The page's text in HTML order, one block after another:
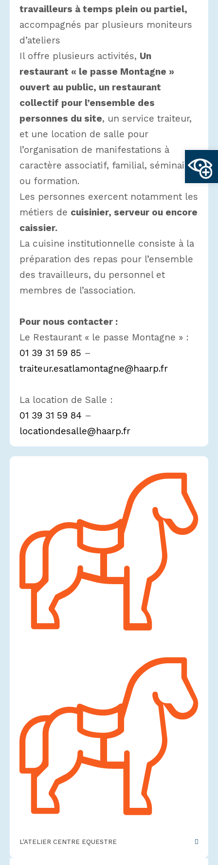
travailleurs à temps plein ou partiel,
accompagnés par plusieurs moniteurs
d’ateliers
Il offre plusieurs activités, Un
restaurant « le passe Montagne »
ouvert au public, un restaurant
collectif pour l’ensemble des
personnes du site, un service traiteur,
et une location de salle pour
l’organisation de manifestations à
caractère associatif, familial, séminaire
ou formation.
Les personnes exercent notamment les
métiers de cuisinier, serveur ou encore
caissier.
La cuisine institutionnelle consiste à la
préparation des repas pour l’ensemble
des travailleurs, du personnel et
membres de l’association.
Pour nous contacter :
Le Restaurant « le passe Montagne » :
01 39 31 59 85 –
traiteur.esatlamontagne@haarp.fr
La location de Salle :
01 39 31 59 84 –
locationdesalle@haarp.fr
L'ATELIER CENTRE EQUESTRE
Ouvrir